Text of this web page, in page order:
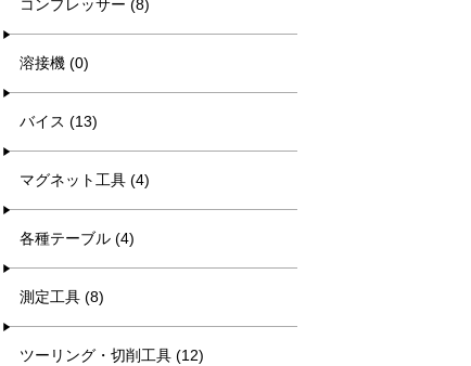
コンプレッサー (8)
溶接機 (0)
バイス (13)
マグネット工具 (4)
各種テーブル (4)
測定工具 (8)
ツーリング・切削工具 (12)